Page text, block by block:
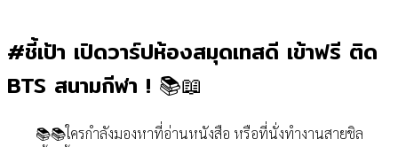
#ชี้เป้า เปิดวาร์ปห้องสมุดเทสดี เข้าฟรี ติด
BTS สนามกีฬา ! 📚📖
📚📚ใครกำลังมองหาที่อ่านหนังสือ หรือที่นั่งทำงานสายชิล